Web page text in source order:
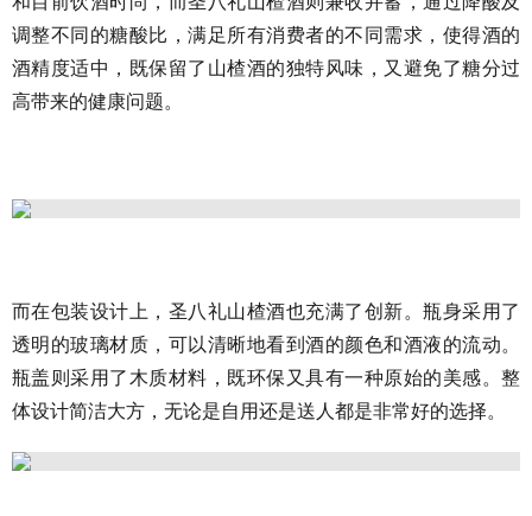
调整不同的糖酸比，满足所有消费者的不同需求，使得酒的
酒精度适中，既保留了山楂酒的独特风味，又避免了糖分过
高带来的健康问题。
而在包装设计上，圣八礼山楂酒也充满了创新。瓶身采用了
透明的玻璃材质，可以清晰地看到酒的颜色和酒液的流动。
瓶盖则采用了木质材料，既环保又具有一种原始的美感。整
体设计简洁大方，无论是自用还是送人都是非常好的选择。